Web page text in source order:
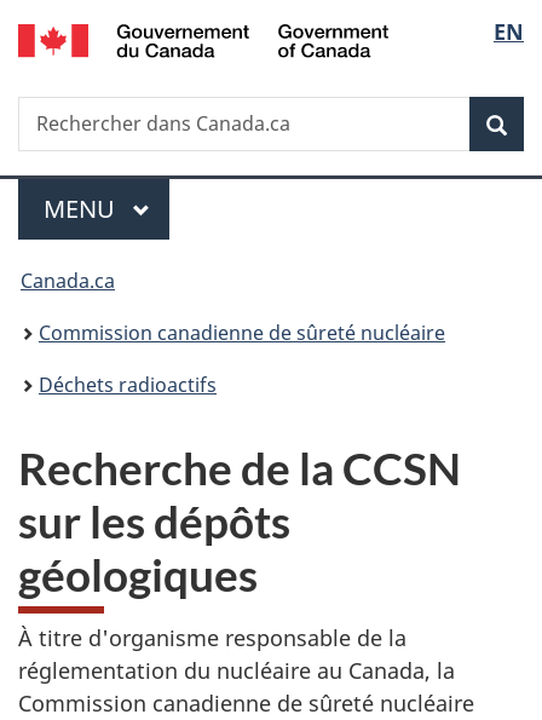
Passer
au
principal
de
la
EN
Recherche
Rechercher
dans
Menu
MENU PRINCIPAL
Vous
êtes
ici
Canada.ca
Commission canadienne de sûreté nucléaire
Déchets radioactifs
Recherche de la CCSN
sur les dépôts
géologiques
À titre d'organisme responsable de la
réglementation du nucléaire au Canada, la
Commission canadienne de sûreté nucléaire